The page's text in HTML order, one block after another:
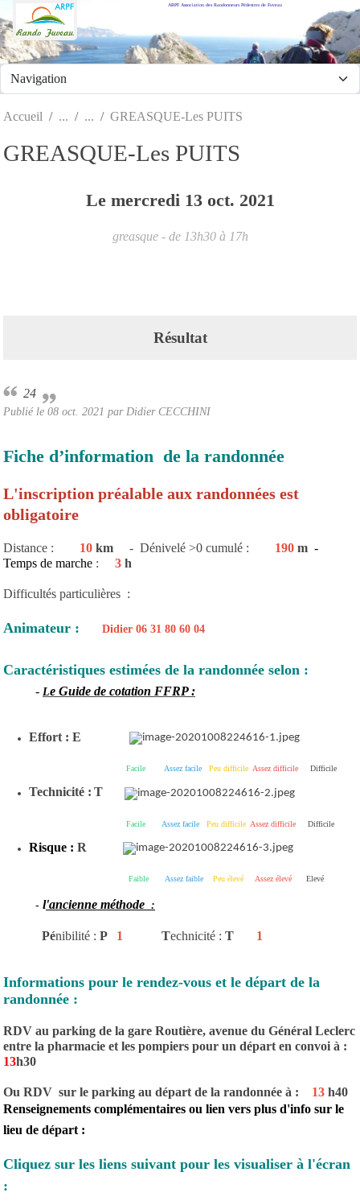
ARPF Association des Randonneurs Pédestres de Fuveau
Accueil GREASQUE-Les PUITS
GREASQUE-Les PUITS
Le mercredi 13 oct. 2021
greasque - de 13h30 à 17h
Résultat
24
Publié le 08 oct. 2021 par Didier CECCHINI
Fiche d’information de la randonnée
L'inscription préalable aux randonnées est
obligatoire
Distance : 10 km - Dénivelé >0 cumulé : 190 m -
Temps de marche : 3 h
Difficultés particulières :
Animateur : Didier 06 31 80 60 04
Caractéristiques estimées de la randonnée selon :
- Le Guide de cotation FFRP :
Effort : E
Facile Assez facile Peu difficile Assez difficile Difficile
Technicité : T
Facile Assez facile Peu difficile Assez difficile Difficile
Risque : R
Faible Assez faible Peu élevé Assez élevé Elevé
- l'ancienne méthode :
Pénibilité : P1 Technicité : T 1
Informations pour le rendez-vous et le départ de la
randonnée :
RDV au parking de la gare Routière, avenue du Général Leclerc
entre la pharmacie et les pompiers pour un départ en convoi à :
13h30
Ou RDV sur le parking au départ de la randonnée à : 13 h40
Renseignements complémentaires ou lien vers plus d'info sur le
lieu de départ :
Cliquez sur les liens suivant pour les visualiser à l'écran
:
Panneau de gestion des cookies